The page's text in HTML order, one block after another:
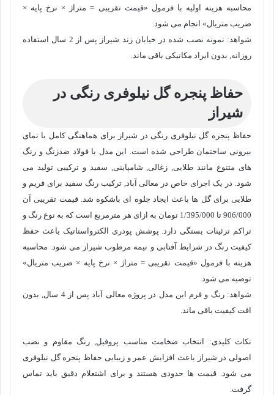
محاسبه هزینه اولیه با فرمول «قیمت تقریبی = متراژ × نرخ پایه ×
ضریب متریال» انجام می شود.
شواهد: نمونه نصب شده در خیابان زند شیراز پس از 2 سال استفاده
روزانه, بدون ایراد مکانیکی باقی ماند.
حفاظ پنجره گل نیلوفری رنگی در
شیراز
حفاظ پنجره گل نیلوفری رنگی در شیراز برای هماهنگی کامل با نمای
بیرونی ساختمان طراحی شده است. این مدل با فولاد ضدزنگ و رنگ
های متنوع مانند طلایی, زغالی, شامپاینی, سفید و ترکیبی تولید می
شود. در یک اجرای خاص در معالی آباد, ترکیب رنگ سفید برای فریم و
طلایی برای گل ها باعث ایجاد جلوه ای باشکوه شد. قیمت تقریبی آن
906/000 تا
1/395/000 تومان به ازای هر مترمربع است که به نوع رنگ و
تراکم تزئینات بستگی دارد. پوشش پودری الکترواستاتیک باعث حفظ
کیفیت رنگ در شرایط آفتابی و نیمه مرطوب شیراز می شود. محاسبه
هزینه با فرمول «قیمت تقریبی = متراژ × نرخ پایه × ضریب متریال»
توصیه می شود.
شواهد: رنگ و فرم این مدل در پروژه معالی آباد پس از 4 سال, بدون
افت کیفیت باقی ماند.
نکات کلیدی: انتخاب ضخامت مناسب پروفیل, رنگ مقاوم و نصب
اصولی در شیراز باعث افزایش عمر و زیبایی حفاظ پنجره گل نیلوفری
می شود. قیمت ها حدودی هستند و برای اشتعلام دقیق باید تماس
گرفت.